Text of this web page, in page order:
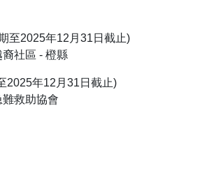
至2025年12月31日截止)
社區 - 橙縣
2025年12月31日截止)
救助協會